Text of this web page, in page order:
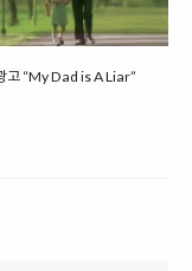
고 “My Dad is A Liar”